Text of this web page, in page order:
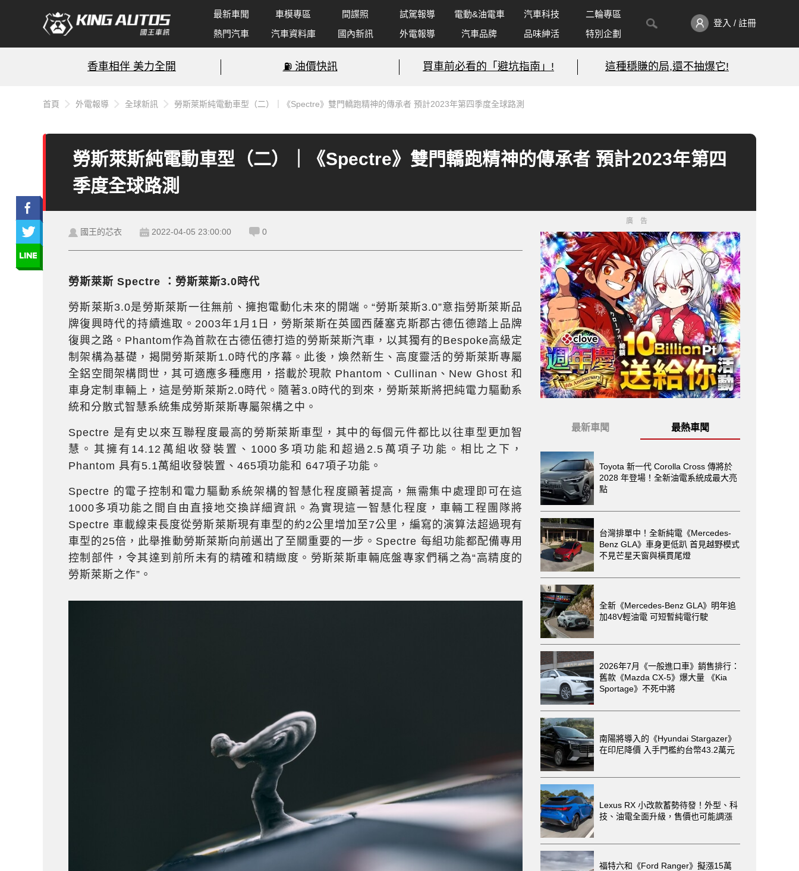
最新車聞 車模專區 間諜照 試駕報導 電動&油電車 汽車科技
二輪專區
熱門汽車
汽車資料庫 國內新訊 外電報導 汽車品牌 品味紳活 特別企劃
登入 / 註冊
香車相伴 美力全開 ⛽️ 油價快訊 買車前必看的「避坑指南」! 這種穩賺的局,還不抽爆它!
首頁 外電報導 全球新訊 勞斯萊斯純電動車型（二）｜《Spectre》雙門轎跑精神的傳承者 預計2023年第四季度全球路測
勞斯萊斯純電動車型（二）｜《Spectre》雙門轎跑精神的傳承者 預計2023年第四
季度全球路測
國王的芯衣 2022-04-05 23:00:00 0
勞斯萊斯 Spectre ：勞斯萊斯3.0時代
勞斯萊斯3.0是勞斯萊斯一往無前、擁抱電動化未來的開端。“勞斯萊斯3.0”意指勞斯萊斯品
牌復興時代的持續進取。2003年1月1日，勞斯萊斯在英國西薩塞克斯郡古德伍德踏上品牌
復興之路。Phantom作為首款在古德伍德打造的勞斯萊斯汽車，以其獨有的Bespoke高級定
制架構為基礎，揭開勞斯萊斯1.0時代的序幕。此後，煥然新生、高度靈活的勞斯萊斯專屬
全鋁空間架構問世，其可適應多種應用，搭載於現款 Phantom、Cullinan、New Ghost 和
車身定制車輛上，這是勞斯萊斯2.0時代。隨著3.0時代的到來，勞斯萊斯將把純電力驅動系
統和分散式智慧系統集成勞斯萊斯專屬架構之中。
Spectre 是有史以來互聯程度最高的勞斯萊斯車型，其中的每個元件都比以往車型更加智
慧。其擁有14.12萬組收發裝置、1000多項功能和超過2.5萬項子功能。相比之下，
Phantom 具有5.1萬組收發裝置、465項功能和 647項子功能。
Spectre 的電子控制和電力驅動系統架構的智慧化程度顯著提高，無需集中處理即可在這
1000多項功能之間自由直接地交換詳細資訊。為實現這一智慧化程度，車輛工程團隊將
Spectre 車載線束長度從勞斯萊斯現有車型的約2公里增加至7公里，編寫的演算法超過現有
車型的25倍，此舉推動勞斯萊斯向前邁出了至關重要的一步。Spectre 每組功能都配備專用
控制部件，令其達到前所未有的精確和精緻度。勞斯萊斯車輛底盤專家們稱之為“高精度的
勞斯萊斯之作”。
廣告
最新車聞 最熱車聞
Toyota 新一代 Corolla Cross 傳將於
2028 年登場！全新油電系統成最大亮
點
台灣排單中！全新純電《Mercedes-
Benz GLA》車身更低趴 首見越野模式
不見芒星天窗與橫貫尾燈
全新《Mercedes-Benz GLA》明年追
加48V輕油電 可短暫純電行駛
2026年7月《一般進口車》銷售排行：
舊款《Mazda CX-5》爆大量 《Kia
Sportage》不死中將
南陽將導入的《Hyundai Stargazer》
在印尼降價 入手門檻約台幣43.2萬元
Lexus RX 小改款蓄勢待發！外型、科
技、油電全面升級，售價也可能調漲
福特六和《Ford Ranger》擬漲15萬